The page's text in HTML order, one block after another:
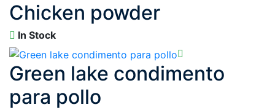
Chicken powder
In Stock
Green lake condimento
para pollo